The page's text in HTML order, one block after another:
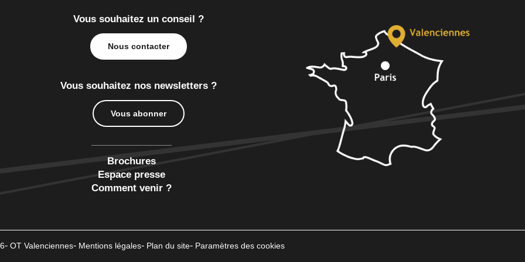
Vous souhaitez un conseil ?
Nous contacter
Vous souhaitez nos newsletters ?
Vous abonner
Brochures
Espace presse
Comment venir ?
OT Valenciennes Mentions légales Plan du site Paramètres des cookies